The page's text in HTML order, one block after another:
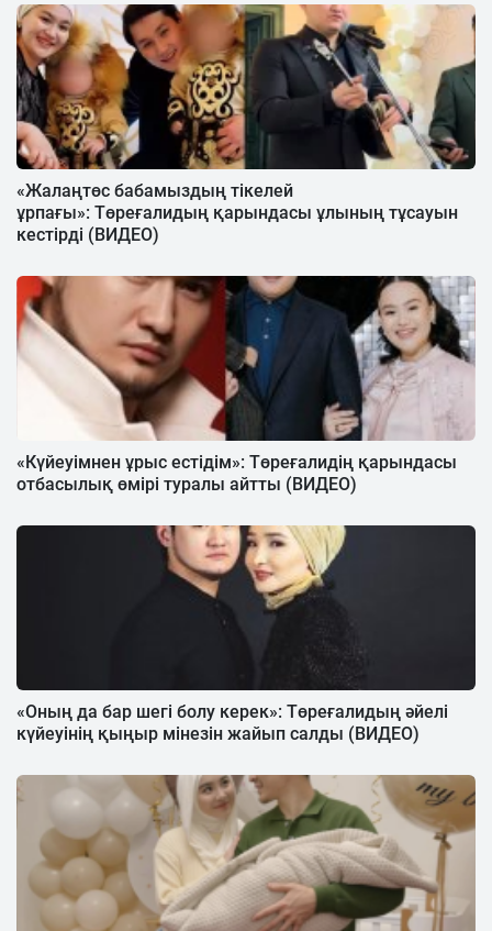
«Жалаңтөс бабамыздың тікелей
ұрпағы»: Төреғалидың қарындасы ұлының тұсауын
кестірді (ВИДЕО)
«Күйеуімнен ұрыс естідім»: Төреғалидің қарындасы
отбасылық өмірі туралы айтты (ВИДЕО)
«Оның да бар шегі болу керек»: Төреғалидың әйелі
күйеуінің қыңыр мінезін жайып салды (ВИДЕО)